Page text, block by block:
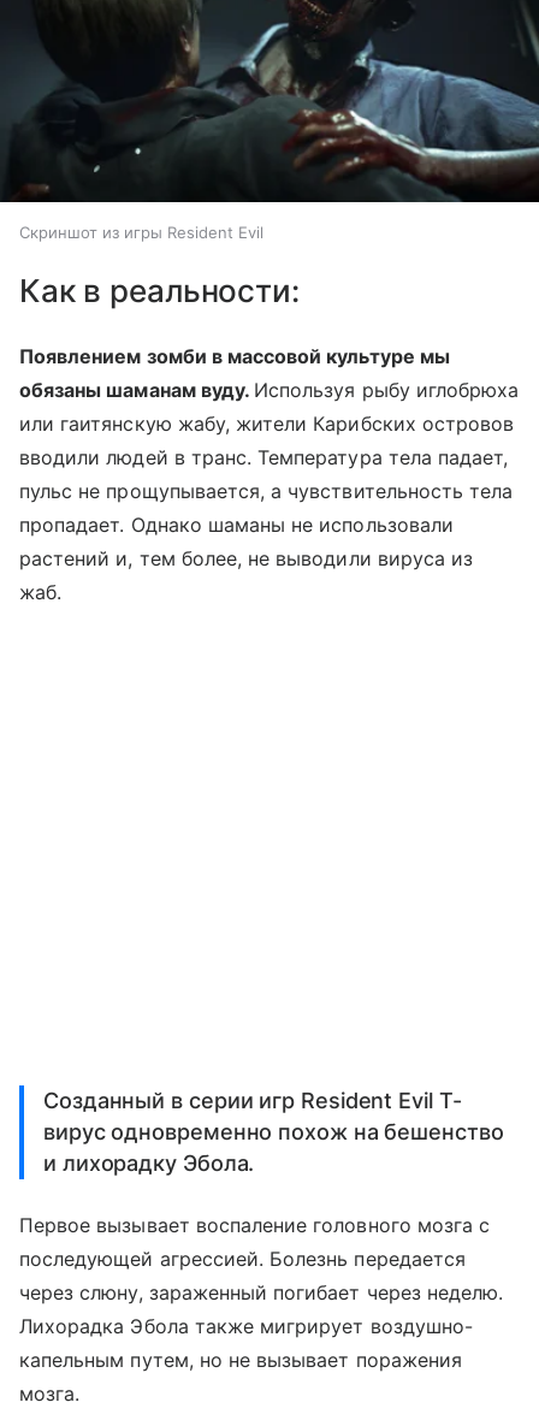
Скриншот из игры Resident Evil
Как в реальности:
Появлением зомби в массовой культуре мы
обязаны шаманам вуду. Используя рыбу иглобрюха
или гаитянскую жабу, жители Карибских островов
вводили людей в транс. Температура тела падает,
пульс не прощупывается, а чувствительность тела
пропадает. Однако шаманы не использовали
растений и, тем более, не выводили вируса из
жаб.
Созданный в серии игр Resident Evil Т-
вирус одновременно похож на бешенство
и лихорадку Эбола.
Первое вызывает воспаление головного мозга с
последующей агрессией. Болезнь передается
через слюну, зараженный погибает через неделю.
Лихорадка Эбола также мигрирует воздушно-
капельным путем, но не вызывает поражения
мозга.